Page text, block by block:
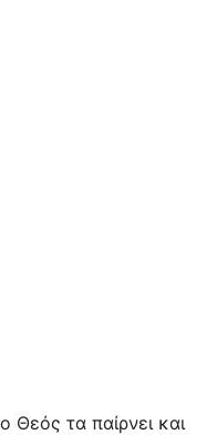
Θεός τα παίρνει και